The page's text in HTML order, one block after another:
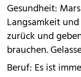
Gesundheit:
Langsamkeit
zurück und
brauchen.
Beruf: Es ist